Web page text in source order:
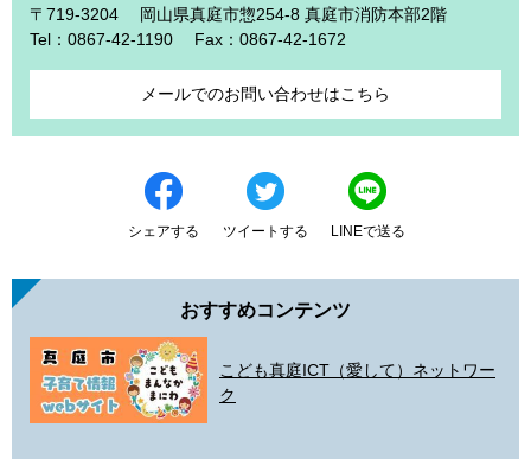
〒719-3204
岡山県真庭市惣254-8 真庭市消防本部2階
Tel：0867-42-1190
Fax：0867-42-1672
メールでのお問い合わせはこちら
シェアする ツイートする LINEで送る
おすすめコンテンツ
こども真庭ICT（愛して）ネットワー
ク